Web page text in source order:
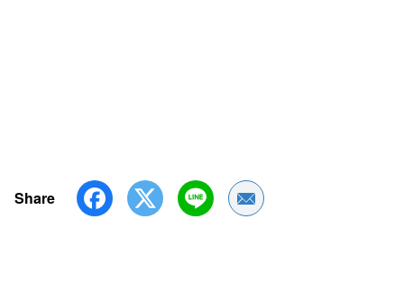
Share Share by Email